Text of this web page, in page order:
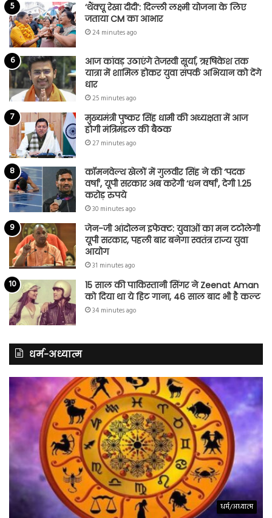
‘थैंक्यू रेखा दीदी’: दिल्ली लक्ष्मी योजना के लिए
जताया CM का आभार
24 minutes ago
आज कांवड़ उठाएंगे तेजस्वी सूर्या, ऋषिकेश तक
यात्रा में शामिल होकर युवा संपर्क अभियान को देंगे
धार
25 minutes ago
मुख्यमंत्री पुष्कर सिंह धामी की अध्यक्षता में आज
होगी मंत्रिमंडल की बैठक
27 minutes ago
कॉमनवेल्थ खेलों में गुलवीर सिंह ने की ‘पदक
वर्षा’, यूपी सरकार अब करेगी ‘धन वर्षा’, देगी 1.25
करोड़ रुपये
30 minutes ago
जेन-जी आंदोलन इफेक्ट: युवाओं का मन टटोलेगी
यूपी सरकार, पहली बार बनेगा स्वतंत्र राज्य युवा
आयोग
31 minutes ago
15 साल की पाकिस्तानी सिंगर ने Zeenat Aman
को दिया था ये हिट गाना, 46 साल बाद भी है कल्ट
34 minutes ago
धर्म-अध्यात्म
धर्म/अध्यात्म